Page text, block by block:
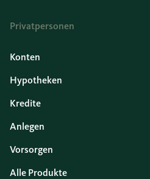
Privatpersonen
Konten
Hypotheken
Kredite
Anlegen
Vorsorgen
Alle Produkte